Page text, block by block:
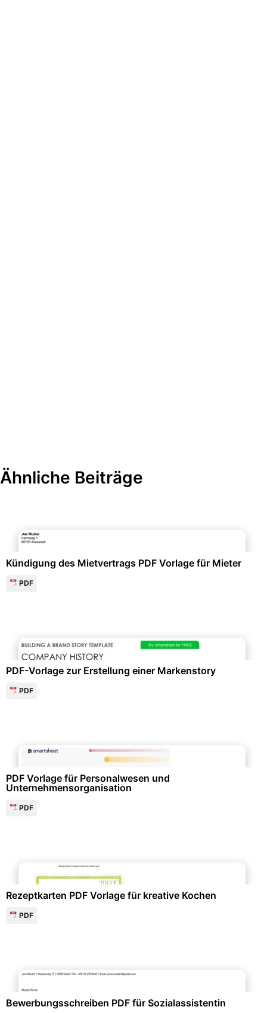
Ähnliche Beiträge
Kündigung des Mietvertrags PDF Vorlage für Mieter
PDF
PDF-Vorlage zur Erstellung einer Markenstory
PDF
PDF Vorlage für Personalwesen und
Unternehmensorganisation
PDF
Rezeptkarten PDF Vorlage für kreative Kochen
PDF
Bewerbungsschreiben PDF für Sozialassistentin